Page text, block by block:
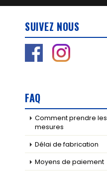
SUIVEZ NOUS
FAQ
Comment prendre les
mesures
Délai de fabrication
Moyens de paiement